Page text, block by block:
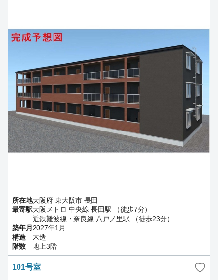
所在地大阪府 東大阪市 長田
最寄駅大阪メトロ 中央線 長田駅 （徒歩7分）
近鉄難波線・奈良線 八戸ノ里駅 （徒歩23分）
築年月 2027年1月
構造
木造
階数
地上3階
101号室